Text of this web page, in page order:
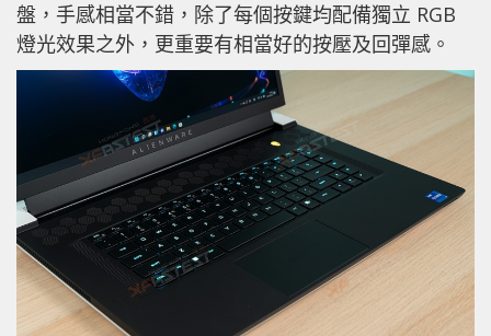
盤，手感相當不錯，除了每個按鍵均配備獨立 RGB
燈光效果之外，更重要有相當好的按壓及回彈感。